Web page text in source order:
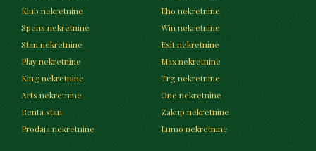
Klub nekretnine
Eho nekretnine
Spens nekretnine
Win nekretnine
Stan nekretnine
Exit nekretnine
Play nekretnine
Max nekretnine
King nekretnine
Trg nekretnine
Arts nekretnine
One nekretnine
Renta stan
Zakup nekretnine
Prodaja nekretnine
Lumo nekretnine